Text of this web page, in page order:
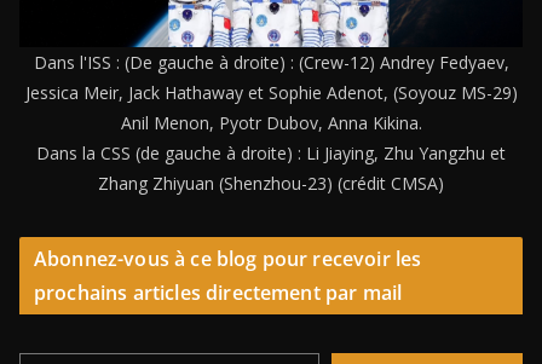
Dans l'ISS : (De gauche à droite) : (Crew-12) Andrey Fedyaev,
Jessica Meir, Jack Hathaway et Sophie Adenot, (Soyouz MS-29)
Anil Menon, Pyotr Dubov, Anna Kikina.
Dans la CSS (de gauche à droite) : Li Jiaying, Zhu Yangzhu et
Zhang Zhiyuan (Shenzhou-23) (crédit CMSA)
Abonnez-vous à ce blog pour recevoir les
prochains articles directement par mail
Saisissez votre adresse e-mail…